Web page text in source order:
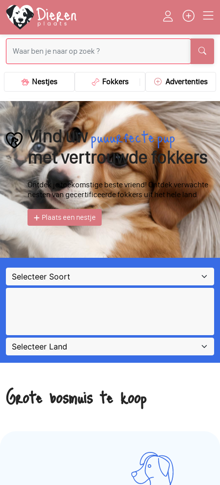
Nestjes Fokkers Advertenties
Vind uwpuuurfecte pup
met vertrouwde fokkers
Ontdek je toekomstige beste vriend! Ontdek verwachte
nesten van gecertificeerde fokkers uit het hele land
Plaats een nestje
Grote bosmuis te koop